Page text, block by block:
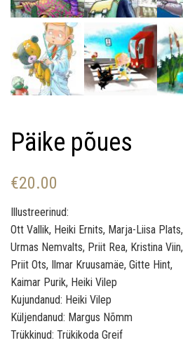
Päike põues
€20.00
Illustreerinud:
Ott Vallik, Heiki Ernits, Marja-Liisa Plats,
Urmas Nemvalts, Priit Rea, Kristina Viin,
Priit Ots, Ilmar Kruusamäe, Gitte Hint,
Kaimar Purik, Heiki Vilep
Kujundanud: Heiki Vilep
Küljendanud: Margus Nõmm
Trükkinud: Trükikoda Greif